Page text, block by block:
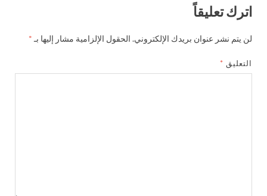
اترك تعليقاً
لن يتم نشر عنوان بريدك الإلكتروني. الحقول الإلزامية مشار إليها بـ*
التعليق *